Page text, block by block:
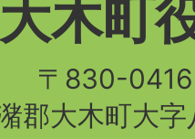
大木町
〒830-
郡大木町大